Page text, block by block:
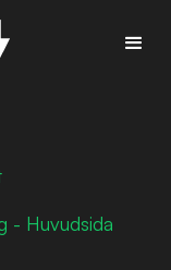
- Huvudsida